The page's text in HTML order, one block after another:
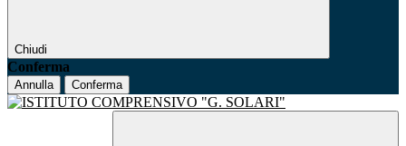
Chiudi
Conferma
Annulla Conferma